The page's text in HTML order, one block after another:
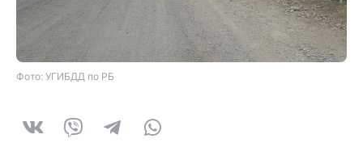
Фото: УГИБДД по РБ